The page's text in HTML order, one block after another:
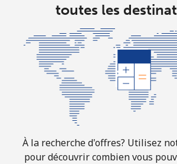
⁦32.5¢⁩ 15
Tuvalu
All country ⁦194.5¢⁩ 2
toutes les
À la recherche d'offres? Utilisez
pour découvrir combien vous